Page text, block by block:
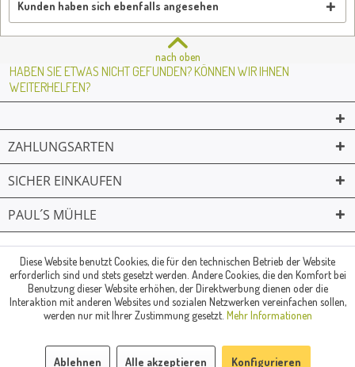
Kunden haben sich ebenfalls angesehen
nach oben
HABEN SIE ETWAS NICHT GEFUNDEN? KÖNNEN WIR IHNEN
WEITERHELFEN?
ZAHLUNGSARTEN
SICHER EINKAUFEN
PAUL´S MÜHLE
© Paul's Mühle | Inhaber: Christof Paul e.K. | Westring 2 | 45659
Recklinghausen
Fax: 02361 -28831 | E-Mail: info@pauls-muehle.de
Diese Website benutzt Cookies, die für den technischen Betrieb der Website
erforderlich sind und stets gesetzt werden. Andere Cookies, die den Komfort bei
Benutzung dieser Website erhöhen, der Direktwerbung dienen oder die
Interaktion mit anderen Websites und sozialen Netzwerken vereinfachen sollen,
werden nur mit Ihrer Zustimmung gesetzt. Mehr Informationen
Ablehnen Alle akzeptieren Konfigurieren